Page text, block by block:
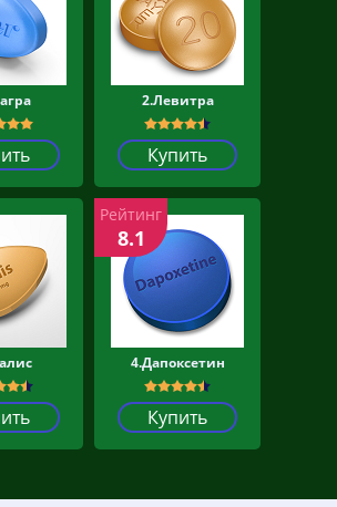
2.Левитра
Купить
4.Дапоксетин
Купить
Рейтинг
8.1